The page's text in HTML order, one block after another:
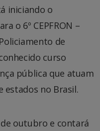
iniciando o
o 6º CEPFRON –
de
curso
pública que atuam
estados no Brasil.
outubro e contará